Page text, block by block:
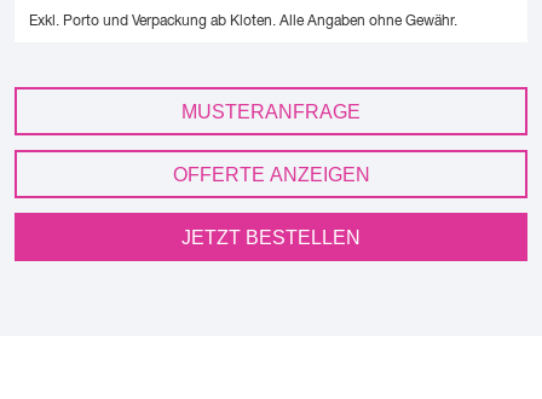
Exkl. Porto und Verpackung ab Kloten. Alle Angaben ohne Gewähr.
MUSTERANFRAGE
OFFERTE ANZEIGEN
JETZT BESTELLEN